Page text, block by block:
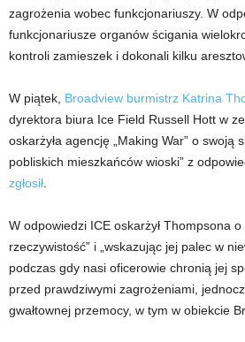
zagrożenia wobec funkcjonariuszy. W
funkcjonariusze organów ścigania
kontroli zamieszek i dokonali kilku
W piątek, Broadview burmistrz Katrina
dyrektora biura Ice Field Russell Hott w
oskarżyła agencję „Making War” o swoją
pobliskich mieszkańców wioski” z
zgłosił
W odpowiedzi ICE oskarżył Thompsona o
rzeczywistość” i „wskazując jej palec w
podczas gdy nasi oficerowie chronią jej
przed prawdziwymi zagrożeniami,
gwałtownej przemocy, w tym w obiekcie